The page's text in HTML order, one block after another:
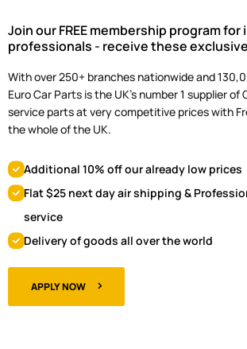
Join our FREE membership program
professionals - receive these
With over 250+ branches nationwide and
Euro Car Parts is the UK's number 1 supplier of
service parts at very competitive prices with
the whole of the UK.
Additional 10% off our already low prices
Flat $25 next day air shipping &
service
Delivery of goods all over the world
APPLY NOW